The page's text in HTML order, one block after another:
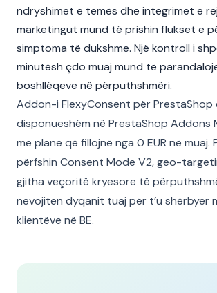
ndryshimet e temës dhe integrimet e
marketingut mund të prishin flukset e
simptoma të dukshme. Një kontroll i
minutësh çdo muaj mund të
boshllëqeve në përputhshmëri.
Addon-i FlexyConsent për PrestaShop
disponueshëm në PrestaShop Addons
me plane që fillojnë nga 0 EUR në muaj.
përfshin Consent Mode V2, geo-
gjitha veçoritë kryesore të
nevojiten dyqanit tuaj për t’u shërbyer
klientëve në BE.